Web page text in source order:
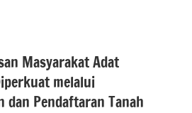
Masyarakat Adat
melalui
dan Pendaftaran Tanah